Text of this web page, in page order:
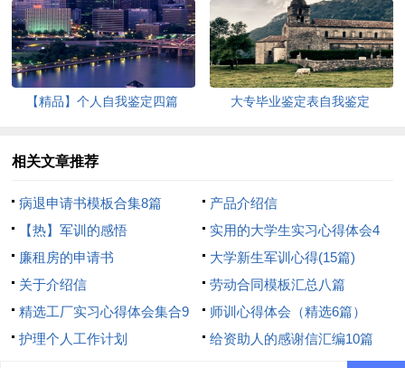
十篇
【精品】个人自我鉴定四篇 大专毕业鉴定表自我鉴定
相关文章推荐
病退申请书模板合集8篇
产品介绍信
【热】军训的感悟
实用的大学生实习心得体会4
篇
廉租房的申请书
大学新生军训心得(15篇)
关于介绍信
劳动合同模板汇总八篇
精选工厂实习心得体会集合9
篇
师训心得体会（精选6篇）
护理个人工作计划
给资助人的感谢信汇编10篇